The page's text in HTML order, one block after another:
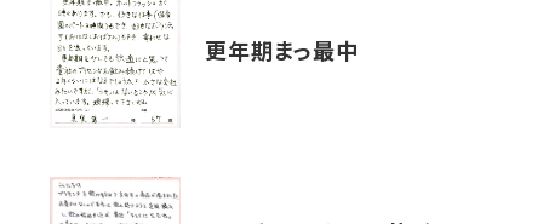
更年期まっ最中